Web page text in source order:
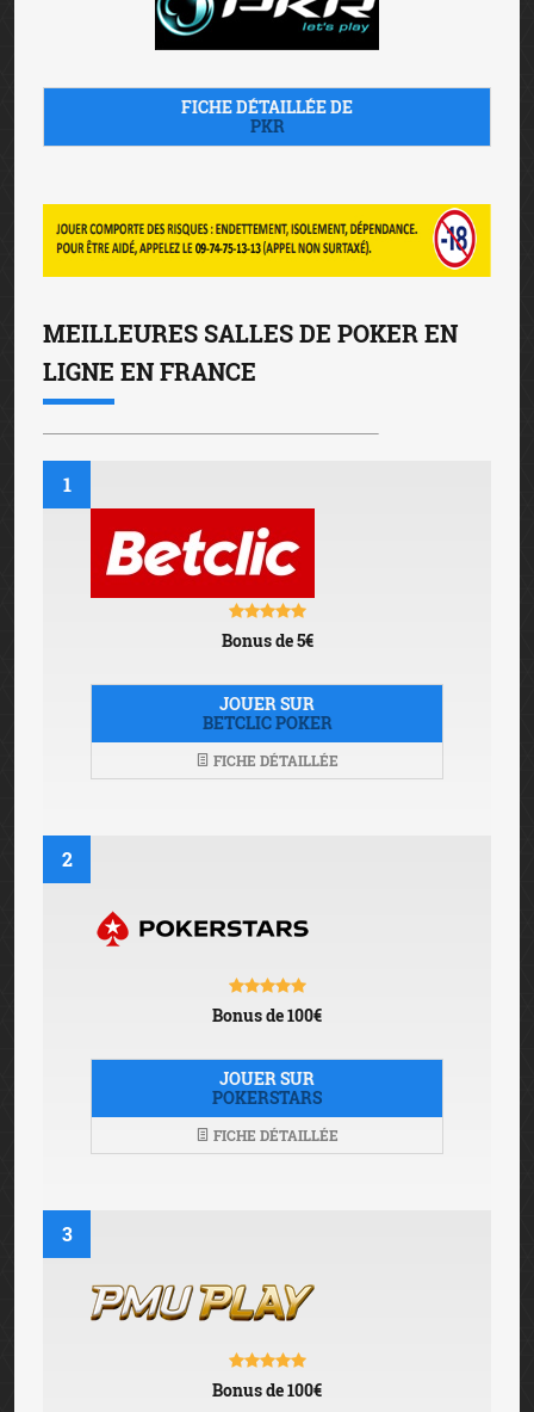
FICHE DÉTAILLÉE DE
PKR
MEILLEURES SALLES DE POKER EN
LIGNE EN FRANCE
1
Bonus de 5€
JOUER SUR
BETCLIC POKER
FICHE DÉTAILLÉE
2
Bonus de 100€
JOUER SUR
POKERSTARS
FICHE DÉTAILLÉE
3
Bonus de 100€